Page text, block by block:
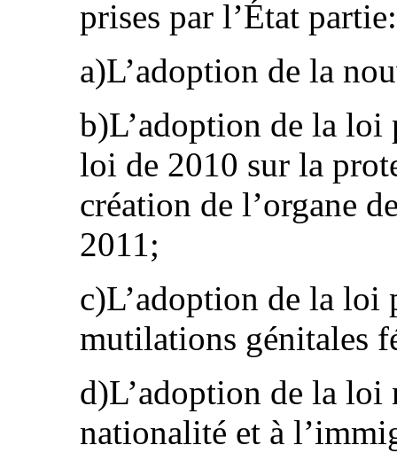
prises par l’État partie:
a)L’adoption de la
b)L’adoption de la
loi de 2010 sur la
création de l’organe
2011;
c)L’adoption de la
mutilations génitales
d)L’adoption de la
nationalité et à